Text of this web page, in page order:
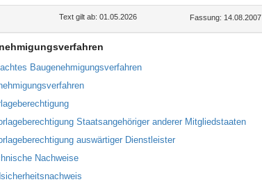
Text gilt ab: 01.05.2026 Fassung: 14.08.2007
Baugenehmigungsverfahren
Staatsangehöriger anderer Mitgliedstaaten
auswärtiger Dienstleister
Nachweise